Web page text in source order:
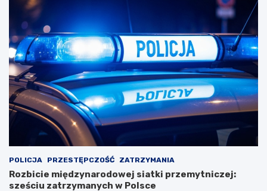
POLICJA PRZESTĘPCZOŚĆ ZATRZYMANIA
Rozbicie międzynarodowej siatki przemytniczej:
sześciu zatrzymanych w Polsce